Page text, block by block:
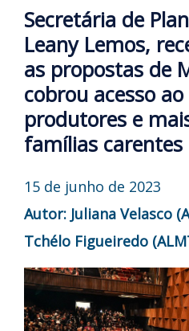
Secretária de
Leany Lemos,
as propostas de
cobrou acesso
produtores e
famílias carentes
15 de junho de 2023
Autor: Juliana Velasco
Tchélo Figueiredo